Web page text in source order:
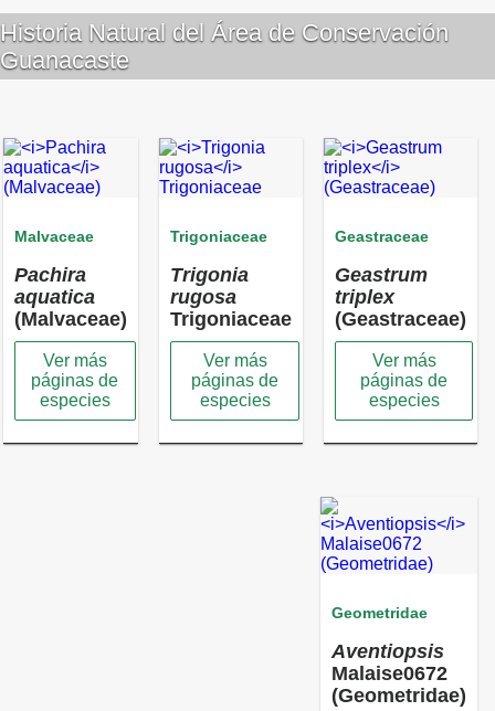
Historia Natural del Área de Conservación
Guanacaste
Malvaceae
Pachira
aquatica
(Malvaceae)
Ver más
páginas de
especies
Trigoniaceae
Trigonia
rugosa
Trigoniaceae
Ver más
páginas de
especies
Geastraceae
Geastrum
triplex
(Geastraceae)
Ver más
páginas de
especies
Geometridae
Aventiopsis
Malaise0672
(Geometridae)